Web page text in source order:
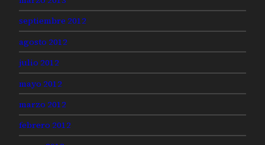
septiembre 2012
agosto 2012
julio 2012
mayo 2012
marzo 2012
febrero 2012